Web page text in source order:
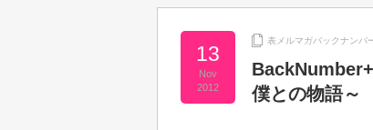
13
Nov
2012
表メルマガバックナンバ
僕との物語～